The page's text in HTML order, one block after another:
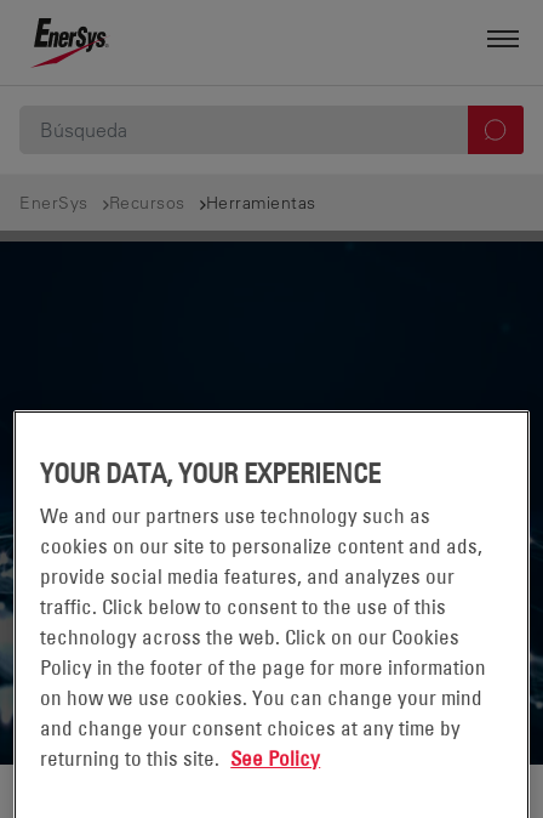
EnerSys Recursos Herramientas
HERRAMIENTAS
EnerSys® ofrece una amplia gama de productos para
muchos tipos de aplicaciones. Aquí encontrará una
amplia serie de herramientas que le ayudarán a
seleccionar la solución de energía perfecta para sus
necesidades.
YOUR DATA, YOUR EXPERIENCE
We and our partners use technology such as
cookies on our site to personalize content and ads,
provide social media features, and analyzes our
traffic. Click below to consent to the use of this
technology across the web. Click on our Cookies
Policy in the footer of the page for more information
on how we use cookies. You can change your mind
and change your consent choices at any time by
returning to this site. See Policy